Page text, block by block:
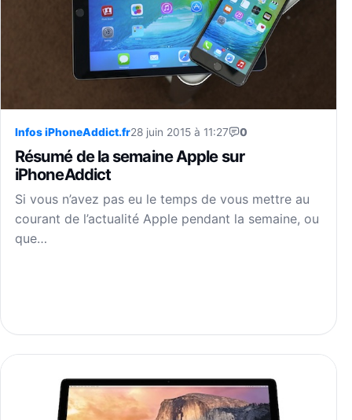
Infos iPhoneAddict.fr28 juin 2015 à 11:27 0
Résumé de la semaine Apple sur
iPhoneAddict
Si vous n’avez pas eu le temps de vous mettre au
courant de l’actualité Apple pendant la semaine, ou
que…